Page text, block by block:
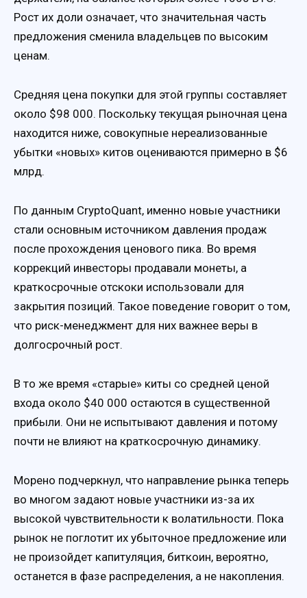
Рост их доли означает, что значительная часть
предложения сменила владельцев по высоким
ценам.
Средняя цена покупки для этой группы составляет
около $98 000. Поскольку текущая рыночная цена
находится ниже, совокупные нереализованные
убытки «новых» китов оцениваются примерно в $6
млрд.
По данным CryptoQuant, именно новые участники
стали основным источником давления продаж
после прохождения ценового пика. Во время
коррекций инвесторы продавали монеты, а
краткосрочные отскоки использовали для
закрытия позиций. Такое поведение говорит о том,
что риск-менеджмент для них важнее веры в
долгосрочный рост.
В то же время «старые» киты со средней ценой
входа около $40 000 остаются в существенной
прибыли. Они не испытывают давления и потому
почти не влияют на краткосрочную динамику.
Морено подчеркнул, что направление рынка теперь
во многом задают новые участники из-за их
высокой чувствительности к волатильности. Пока
рынок не поглотит их убыточное предложение или
не произойдет капитуляция, биткоин, вероятно,
останется в фазе распределения, а не накопления.